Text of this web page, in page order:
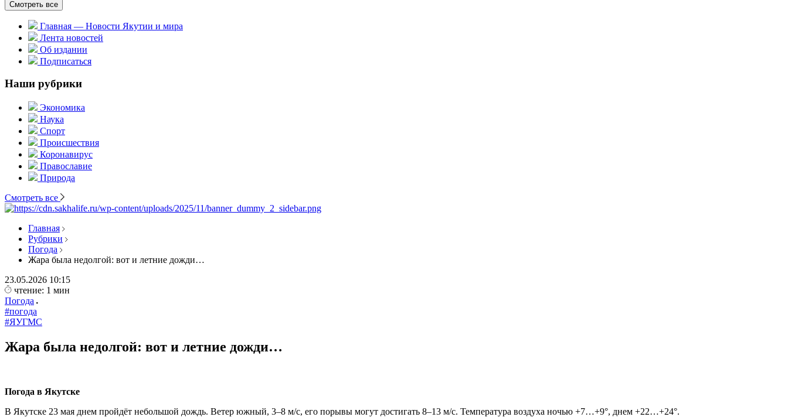
Смотреть все
Главная — Новости Якутии и мира
Лента новостей
Об издании
Подписаться
Наши рубрики
Экономика
Наука
Спорт
Происшествия
Коронавирус
Православие
Природа
Смотреть все
Главная
Рубрики
Погода
Жара была недолгой: вот и летние дожди…
23.05.2026 10:15
чтение: 1 мин
Погода
#погода
#ЯУГМС
Жара была недолгой: вот и летние дожди…
Погода в Якутске
В Якутске 23 мая днем пройдёт небольшой дождь. Ветер южный, 3–8 м/с, его порывы могут достигать 8–13 м/с. Температура воздуха ночью +7…+9°, днем +22…+24°.